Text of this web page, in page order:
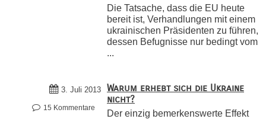
Die Tatsache, dass die EU heute
bereit ist, Verhandlungen mit einem
ukrainischen Präsidenten zu führen,
dessen Befugnisse nur bedingt vom
...
3. Juli 2013
15 Kommentare
Warum erhebt sich die Ukraine
nicht?
Der einzig bemerkenswerte Effekt